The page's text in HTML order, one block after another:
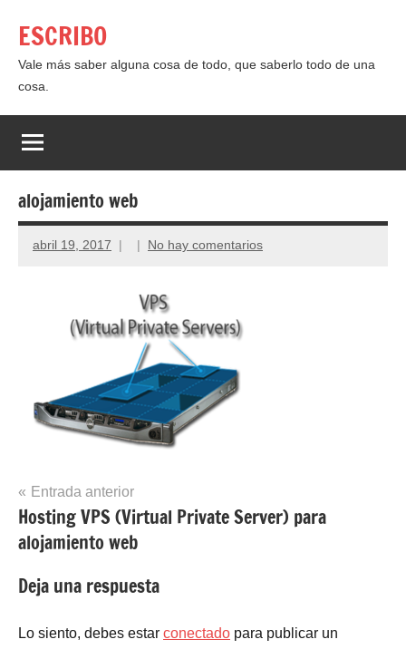
contenido
ESCRIBO
Vale más saber alguna cosa de todo, que saberlo todo de una
cosa.
alojamiento web
abril 19, 2017 No hay comentarios
Navegación
de
entradas
Entrada anterior
Hosting VPS (Virtual Private Server) para
alojamiento web
Deja una respuesta
Lo siento, debes estar conectado para publicar un